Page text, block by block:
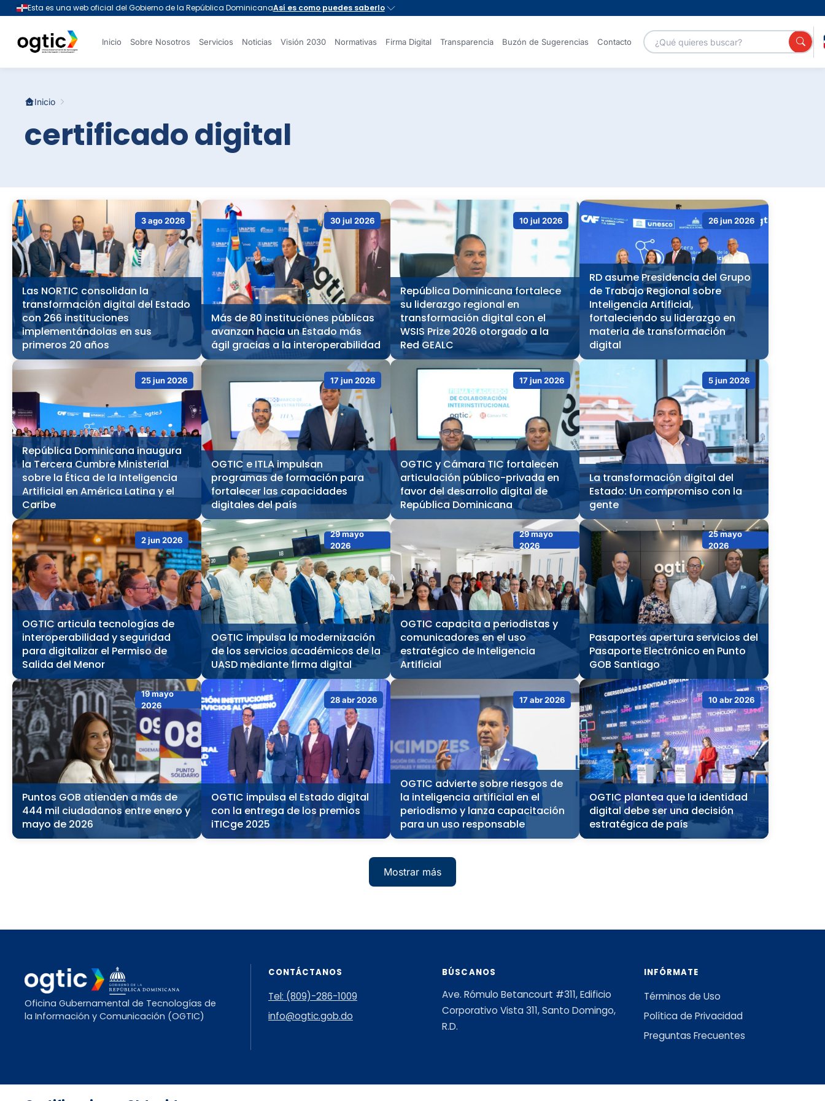
Inicio Sobre Nosotros Servicios Noticias Visión 2030 Normativas Firma Digital Transparencia Buzón de Sugerencias Contacto
Galería de
fotos
Nacional de
Ciberseguridad
Observatorio
Instituciones
Inicio
certificado digital
3 ago 2026
Las NORTIC consolidan la
transformación digital del Estado
con 266 instituciones
implementándolas en sus
primeros 20 años
30 jul 2026
Más de 80 instituciones públicas
avanzan hacia un Estado más
ágil gracias a la interoperabilidad
10 jul 2026
República Dominicana fortalece
su liderazgo regional en
transformación digital con el
WSIS Prize 2026 otorgado a la
Red GEALC
26 jun 2026
RD asume Presidencia del Grupo
de Trabajo Regional sobre
Inteligencia Artificial,
fortaleciendo su liderazgo en
materia de transformación
digital
25 jun 2026
República Dominicana inaugura
la Tercera Cumbre Ministerial
sobre la Ética de la Inteligencia
Artificial en América Latina y el
Caribe
17 jun 2026
OGTIC e ITLA impulsan
programas de formación para
fortalecer las capacidades
digitales del país
17 jun 2026
OGTIC y Cámara TIC fortalecen
articulación público-privada en
favor del desarrollo digital de
República Dominicana
5 jun 2026
La transformación digital del
Estado: Un compromiso con la
gente
2 jun 2026
OGTIC articula tecnologías de
interoperabilidad y seguridad
para digitalizar el Permiso de
Salida del Menor
29 mayo
2026
OGTIC impulsa la modernización
de los servicios académicos de la
UASD mediante firma digital
29 mayo
2026
OGTIC capacita a periodistas y
comunicadores en el uso
estratégico de Inteligencia
Artificial
25 mayo
2026
Pasaportes apertura servicios del
Pasaporte Electrónico en Punto
GOB Santiago
19 mayo
2026
Puntos GOB atienden a más de
444 mil ciudadanos entre enero y
mayo de 2026
28 abr 2026
OGTIC impulsa el Estado digital
con la entrega de los premios
iTICge 2025
17 abr 2026
OGTIC advierte sobre riesgos de
la inteligencia artificial en el
periodismo y lanza capacitación
para un uso responsable
10 abr 2026
OGTIC plantea que la identidad
digital debe ser una decisión
estratégica de país
Mostrar más
Oficina Gubernamental de Tecnologías de
la Información y Comunicación (OGTIC)
CONTÁCTANOS
Tel: (809)-286-1009
info@ogtic.gob.do
BÚSCANOS
Ave. Rómulo Betancourt #311, Edificio
Corporativo Vista 311, Santo Domingo,
R.D.
INFÓRMATE
Términos de Uso
Política de Privacidad
Preguntas Frecuentes